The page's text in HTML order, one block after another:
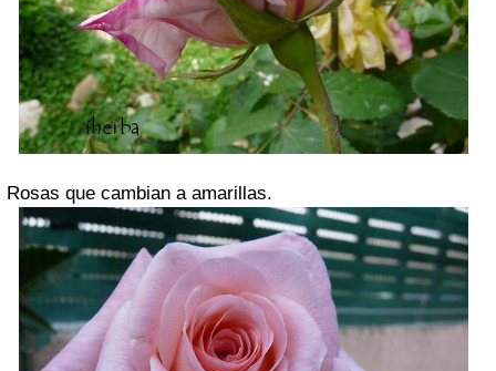
Rosas que cambian a amarillas.